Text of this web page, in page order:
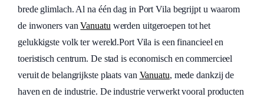
brede glimlach. Al na één dag in Port Vila begrijpt u waarom
de inwoners vanVanuatu werden uitgeroepen tot het
gelukkigste volk ter wereld.Port Vila is een financieel en
toeristisch centrum. De stad is economisch en commercieel
veruit de belangrijkste plaats van Vanuatu, mede dankzij de
haven en de industrie. De industrie verwerkt vooral producten